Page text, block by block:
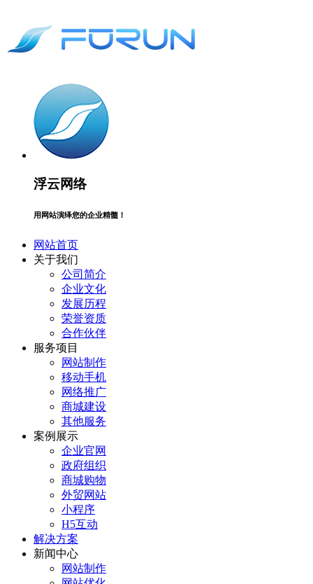
浮云网络
用网站演绎您的企业精髓！
网站首页
关于我们
公司简介
企业文化
发展历程
荣誉资质
合作伙伴
服务项目
网站制作
移动手机
网络推广
商城建设
其他服务
案例展示
企业官网
政府组织
商城购物
外贸网站
小程序
H5互动
解决方案
新闻中心
网站制作